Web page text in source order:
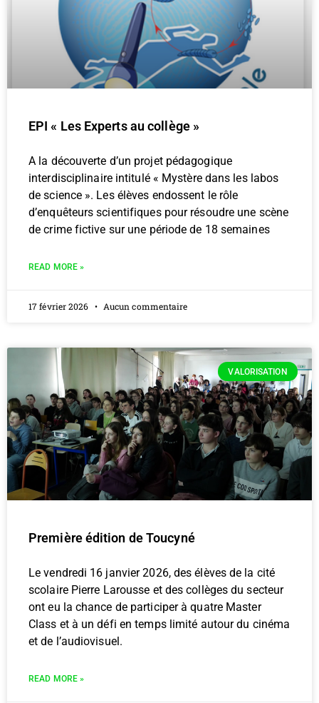
EPI « Les Experts au collège »
A la découverte d’un projet pédagogique
interdisciplinaire intitulé « Mystère dans les labos
de science ». Les élèves endossent le rôle
d’enquêteurs scientifiques pour résoudre une scène
de crime fictive sur une période de 18 semaines
READ MORE »
17 février 2026 Aucun commentaire
VALORISATION
Première édition de Toucyné
Le vendredi 16 janvier 2026, des élèves de la cité
scolaire Pierre Larousse et des collèges du secteur
ont eu la chance de participer à quatre Master
Class et à un défi en temps limité autour du cinéma
et de l’audiovisuel.
READ MORE »